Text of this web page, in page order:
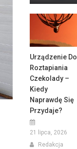
Urządzenie Do
Roztapiania
Czekolady –
Kiedy
Naprawdę Się
Przydaje?
21 lipca, 2026
Redakcja